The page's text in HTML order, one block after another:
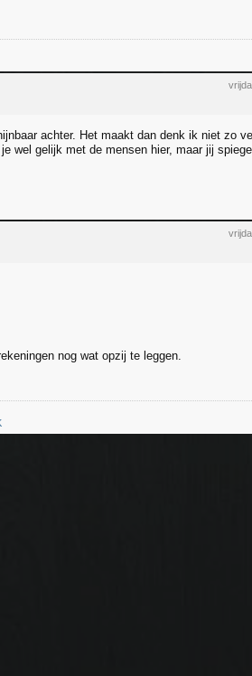
achter. Het maakt dan denk ik niet zo
wel gelijk met de mensen hier, maar jij
nog wat opzij te leggen.